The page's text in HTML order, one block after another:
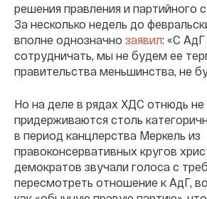
решения правления и партийного
За несколько недель до
вполне однозначно заявил: «С
сотрудничать, мы не будем ее
правительства меньшинства, не
Но на деле в рядах ХДС отнюдь не
придерживаются столь
в период канцлерства Меркель из
правоконсервативных кругов
демократов звучали голоса с
пересмотреть отношение к АдГ,